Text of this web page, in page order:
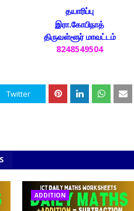
தயாரிப்பு
இரா.கோபிநாத்
திருவள்ளூர் மாவட்டம்
8248549504
Twitter
ADDITION